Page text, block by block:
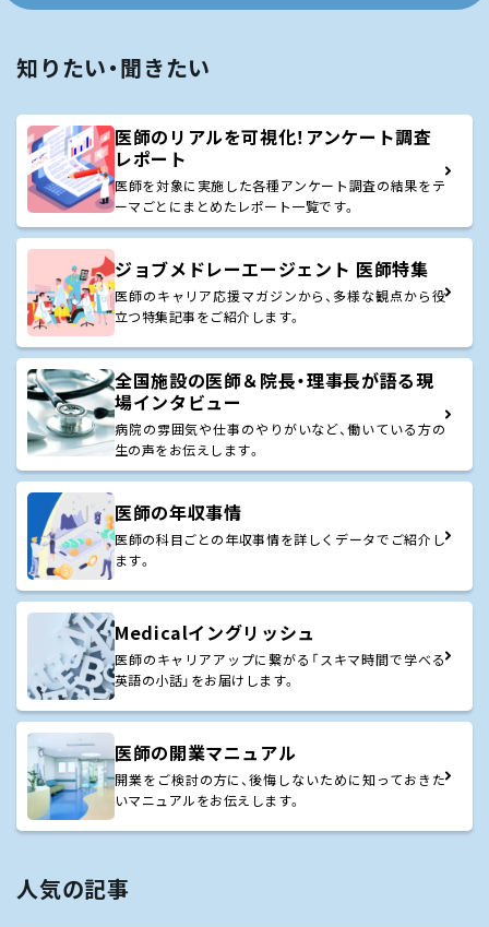
知りたい・聞きたい
医師のリアルを可視化！アンケート調査
レポート
医師を対象に実施した各種アンケート調査の結果をテ
ーマごとにまとめたレポート一覧です。
ジョブメドレーエージェント 医師特集
医師のキャリア応援マガジンから、多様な観点から役
立つ特集記事をご紹介します。
全国施設の医師＆院長・理事長が語る現
場インタビュー
病院の雰囲気や仕事のやりがいなど、働いている方の
生の声をお伝えします。
医師の年収事情
医師の科目ごとの年収事情を詳しくデータでご紹介し
ます。
Medicalイングリッシュ
医師のキャリアアップに繋がる「スキマ時間で学べる
英語の小話」をお届けします。
医師の開業マニュアル
開業をご検討の方に、後悔しないために知っておきた
いマニュアルをお伝えします。
人気の記事